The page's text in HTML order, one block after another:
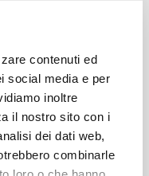
contenuti ed
social media e per
inoltre
il nostro sito con i
dei dati web,
combinarle
loro o che hanno